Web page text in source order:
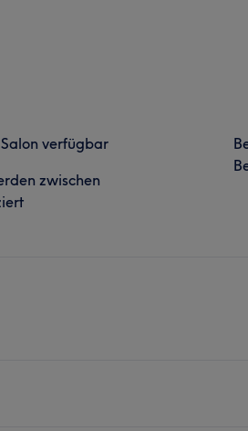
verfügbar
zwischen